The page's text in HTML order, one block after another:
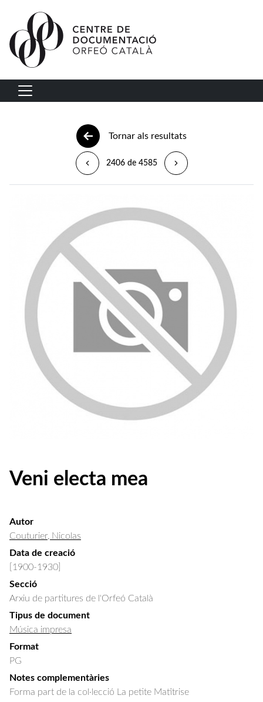
Vés al contingut
Navegació principal
Tornar als resultats
2406 de 4585
Veni electa mea
Autor
Couturier, Nicolas
Data de creació
[1900-1930]
Secció
Arxiu de partitures de l'Orfeó Català
Tipus de document
Música impresa
Format
PG
Notes complementàries
Forma part de la col·lecció La petite Matîtrise